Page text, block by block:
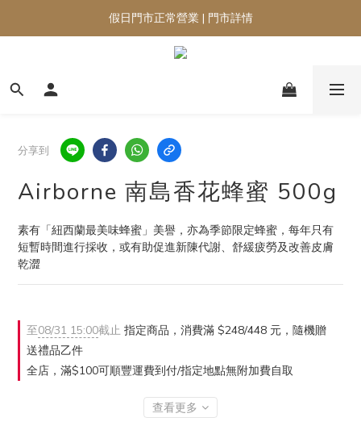
假日門市正常營業 | 門市詳情
分享到
Airborne 南島香花蜂蜜 500g
素有「紐西蘭最美味蜂蜜」美譽，亦為季節限定蜂蜜，每年只有
短暫時間進行採收，或有助促進新陳代謝、舒緩疲勞及改善皮膚
乾澀
至08/31 15:00截止 指定商品，消費滿 $248/448 元，隨機贈
送禮品乙件
全店，滿$100可順豐運費到付/指定地點無附加費自取
查看更多